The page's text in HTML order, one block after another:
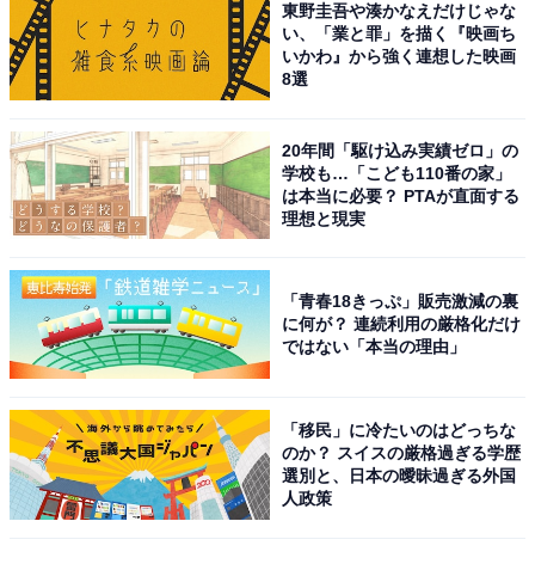
2位は「福山雅治」でした。
1990年にシンガーソングライターとしてデビューして以
来、俳優やラジオパーソナリティなど、さまざまな分野
でマルチに活躍し続けている福山さん。12月5日には、
テレビドラマ『invert 城塚翡翠 倒叙集 - 霊媒探偵 - 』
東野圭吾や湊かなえだけじゃな
い、「業と罪」を描く『映画ち
いかわ』から強く連想した映画
8選
20年間「駆け込み実績ゼロ」の
学校も…「こども110番の家」
は本当に必要？ PTAが直面する
理想と現実
「青春18きっぷ」販売激減の裏
に何が？ 連続利用の厳格化だけ
ではない「本当の理由」
「移民」に冷たいのはどっちな
のか？ スイスの厳格過ぎる学歴
選別と、日本の曖昧過ぎる外国
人政策